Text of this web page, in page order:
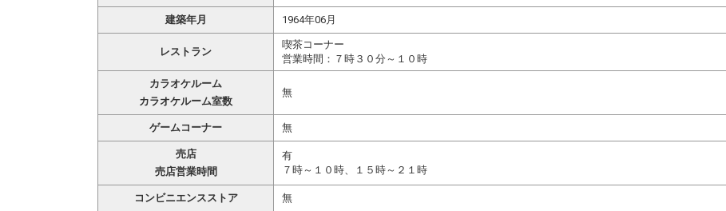
建築年月 1964年06月
レストラン
喫茶コーナー
営業時間：７時３０分～１０時
カラオケルーム
カラオケルーム室数
無
ゲームコーナー 無
売店
売店営業時間
有
７時～１０時、１５時～２１時
コンビニエンスストア 無